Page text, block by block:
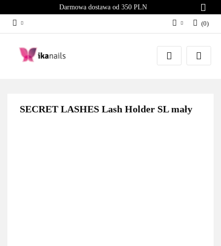
Darmowa dostawa od 350 PLN
Zaloguj się
Załóż konto
(0)
SECRET LASHES Lash Holder SL mały